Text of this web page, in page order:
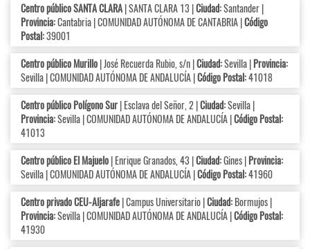
Centro público SANTA CLARA| SANTA CLARA 13 |Ciudad:Santander |
Provincia:Cantabria | COMUNIDAD AUTÓNOMA DE CANTABRIA |Código
Postal:39001
Centro público Murillo| José Recuerda Rubio, s/n |Ciudad:Sevilla |Provincia:
Sevilla | COMUNIDAD AUTÓNOMA DE ANDALUCÍA |Código Postal:41018
Centro público Polígono Sur| Esclava del Señor, 2 |Ciudad:Sevilla |
Provincia:Sevilla | COMUNIDAD AUTÓNOMA DE ANDALUCÍA |Código Postal:
41013
Centro público El Majuelo| Enrique Granados, 43 |Ciudad:Gines |Provincia:
Sevilla | COMUNIDAD AUTÓNOMA DE ANDALUCÍA |Código Postal:41960
Centro privado CEU-Aljarafe| Campus Universitario |Ciudad:Bormujos |
Provincia:Sevilla | COMUNIDAD AUTÓNOMA DE ANDALUCÍA |Código Postal:
41930